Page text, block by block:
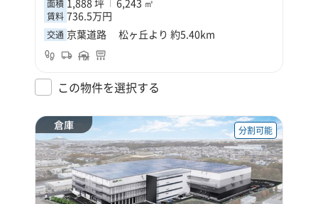
面積 1,888 坪 6,243 ㎡
賃料 736.5万円
交通 京葉道路 松ヶ丘より 約5.40km
この物件を選択する
倉庫 分割可能